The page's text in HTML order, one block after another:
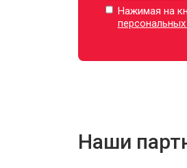
Нажимая на
Наши